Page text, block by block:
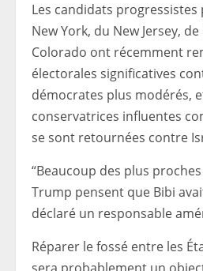
Les candidats
New York, du New Jersey,
Colorado ont récemment
électorales significatives
démocrates plus modérés,
conservatrices influentes
se sont retournées contre
“Beaucoup des plus
Trump pensent que Bibi
déclaré un responsable
Réparer le fossé entre les